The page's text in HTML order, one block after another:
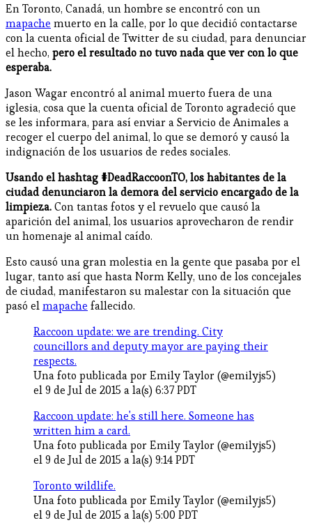
En Toronto, Canadá, un hombre se encontró con un
mapache muerto en la calle, por lo que decidió contactarse
con la cuenta oficial de Twitter de su ciudad, para denunciar
el hecho, pero el resultado no tuvo nada que ver con lo que
esperaba.
Jason Wagar encontró al animal muerto fuera de una
iglesia, cosa que la cuenta oficial de Toronto agradeció que
se les informara, para así enviar a Servicio de Animales a
recoger el cuerpo del animal, lo que se demoró y causó la
indignación de los usuarios de redes sociales.
Usando el hashtag #DeadRaccoonTO, los habitantes de la
ciudad denunciaron la demora del servicio encargado de la
limpieza.Con tantas fotos y el revuelo que causó la
aparición del animal, los usuarios aprovecharon de rendir
un homenaje al animal caído.
Esto causó una gran molestia en la gente que pasaba por el
lugar, tanto así que hasta Norm Kelly, uno de los concejales
de ciudad, manifestaron su malestar con la situación que
pasó elmapache fallecido.
Raccoon update: we are trending. City
councillors and deputy mayor are paying their
respects.
Una foto publicada por Emily Taylor (@emilyjs5)
el 9 de Jul de 2015 a la(s) 6:37 PDT
Raccoon update: he's still here. Someone has
written him a card.
Una foto publicada por Emily Taylor (@emilyjs5)
el 9 de Jul de 2015 a la(s) 9:14 PDT
Toronto wildlife.
Una foto publicada por Emily Taylor (@emilyjs5)
el 9 de Jul de 2015 a la(s) 5:00 PDT